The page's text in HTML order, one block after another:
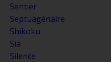
Sentier
Septuagénaire
Shikoku
Sia
Silence